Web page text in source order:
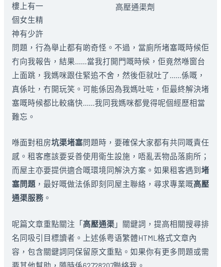
高壓通渠劑
樓上有一
個女生精
神有少許
問題，行為舉止都有啲奇怪。不過，當廁所堵塞嘅時候佢
冇向我報告，結果……當我打開門嘅時候，佢竟然喺窗台
上面跳，我媽咪跟住緊追不舍，然後佢就吐了……係嘅，
真係吐，冇開玩笑。可能係因為我媽吐咗，佢最終解決堵
塞嘅時候都比較痛快……我同我媽咪都覺得呢個經歷相當
難忘。
喺面對租房坑渠堵塞問題時，要確保大家都有共同嘅責任
感。租客應該要妥善使用衛生設施，唔亂丟物品落廁所；
而屋主亦要提供適合嘅環境同解決方案。如果租客遇到 堵
塞問題，最好嘅做法係即刻同屋主聯絡，尋求專業嘅高壓
通渠服務。
呢篇文章重點關注「 高壓通渠」關鍵詞，提高相關搜尋排
名同吸引目標讀者。上述係粤语繁體HTML格式文章內
容，包含關鍵詞同保留原文重點。如果你有更多問題或需